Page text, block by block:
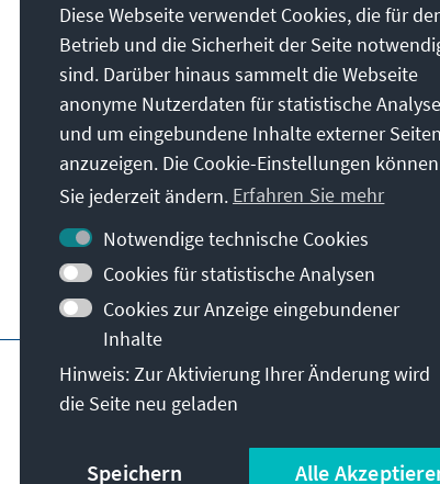
Die Konrad-Adenauer-Stiftung setzt
national und international durch
Bildung für Frieden, Freiheit und
Gerechtigkeit ein. Wir fördern und
freiheitliche Demokratie, die Soziale
Marktwirtschaft und die Entwicklung
Festigung des Wertekonsenses.
Unser Auftrag
Impressum Datenschutz
Diese Webseite verwendet Cookies, die für
Betrieb und die Sicherheit der Seite
sind. Darüber hinaus sammelt die Webseite
anonyme Nutzerdaten für statistische
und um eingebundene Inhalte externer Seiten
anzuzeigen. Die Cookie-Einstellungen können
Sie jederzeit ändern. Erfahren Sie mehr
Notwendige technische Cookies
Cookies für statistische Analysen
Cookies zur Anzeige eingebundener
Inhalte
Hinweis: Zur Aktivierung Ihrer Änderung wird
die Seite neu geladen
Speichern Alle